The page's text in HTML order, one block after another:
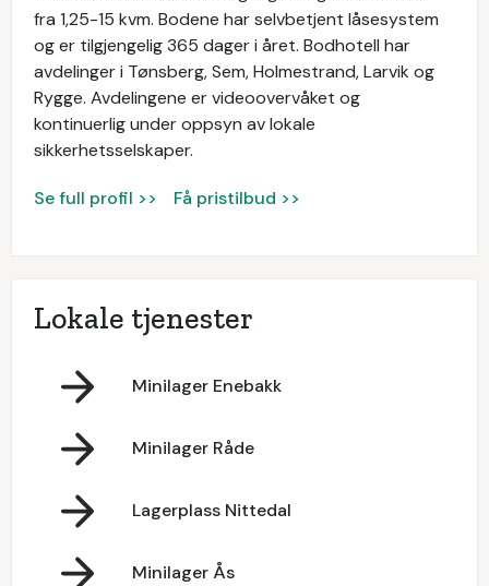
fra 1,25-15 kvm. Bodene har selvbetjent låsesystem
og er tilgjengelig 365 dager i året. Bodhotell har
avdelinger i Tønsberg, Sem, Holmestrand, Larvik og
Rygge. Avdelingene er videoovervåket og
kontinuerlig under oppsyn av lokale
sikkerhetsselskaper.
Se full profil >> Få pristilbud >>
Lokale tjenester
Minilager Enebakk
Minilager Råde
Lagerplass Nittedal
Minilager Ås